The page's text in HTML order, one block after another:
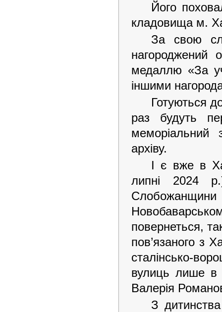
Його
кладовища м.
За свою
нагороджений
медаллю «За
іншими
Готуються
раз будуть
меморіальний
архіву.
І є вже в
липні 2024
Слобожанщини
повернеться,
пов’язаного з
сталінсько-
вулиць лише в
Валерія
З